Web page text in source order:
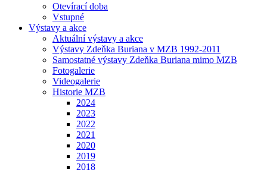
Otevírací doba
Vstupné
Výstavy a akce
Aktuální výstavy a akce
Výstavy Zdeňka Buriana v MZB 1992-2011
Samostatné výstavy Zdeňka Buriana mimo MZB
Fotogalerie
Videogalerie
Historie MZB
2024
2023
2022
2021
2020
2019
2018